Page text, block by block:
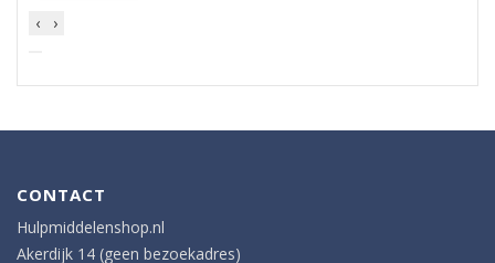
‹
›
CONTACT
Hulpmiddelenshop.nl
Akerdijk 14 (geen bezoekadres)